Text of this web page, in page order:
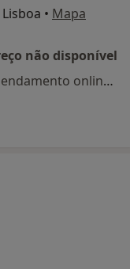
• Mapa
não disponível
Esse especialista não oferece agendamento online para esse endereço.